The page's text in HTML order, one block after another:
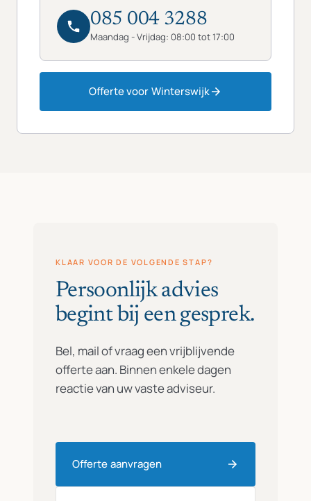
085 004 3288
Maandag - Vrijdag: 08:00 tot 17:00
Offerte voor Winterswijk
KLAAR VOOR DE VOLGENDE STAP?
Persoonlijk advies
begint bij een gesprek.
Bel, mail of vraag een vrijblijvende
offerte aan. Binnen enkele dagen
reactie van uw vaste adviseur.
Offerte aanvragen